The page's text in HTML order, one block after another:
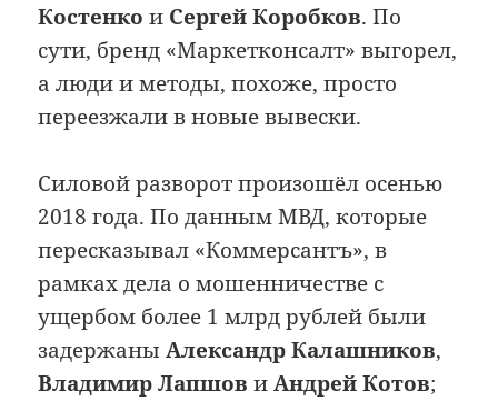
Костенко и Сергей Коробков. По
сути, бренд «Маркетконсалт» выгорел,
а люди и методы, похоже, просто
переезжали в новые вывески.
Силовой разворот произошёл осенью
2018 года. По данным МВД, которые
пересказывал «Коммерсантъ», в
рамках дела о мошенничестве с
ущербом более 1 млрд рублей были
задержаныАлександр Калашников,
Владимир Лапшов иАндрей Котов;